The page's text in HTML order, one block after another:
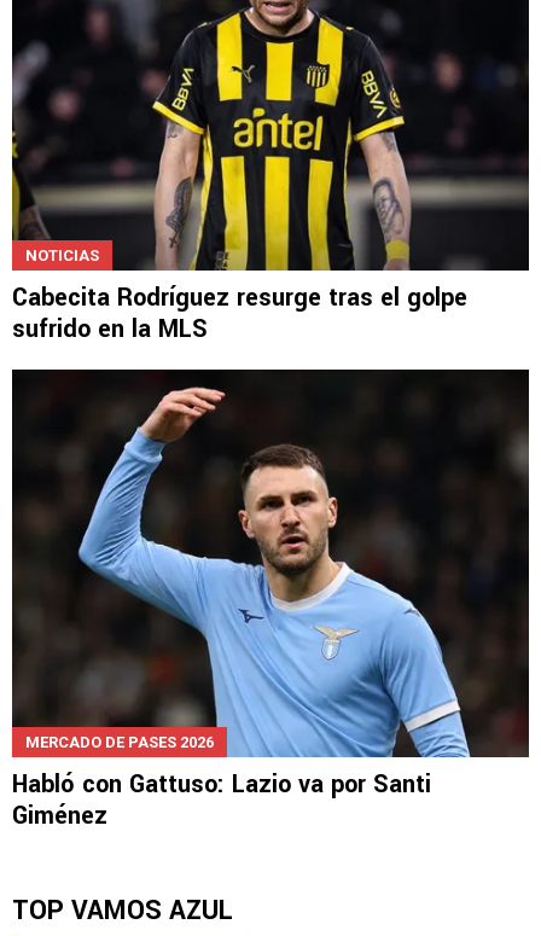
NOTICIAS
Cabecita Rodríguez resurge tras el golpe
sufrido en la MLS
MERCADO DE PASES 2026
Habló con Gattuso: Lazio va por Santi
Giménez
TOP VAMOS AZUL